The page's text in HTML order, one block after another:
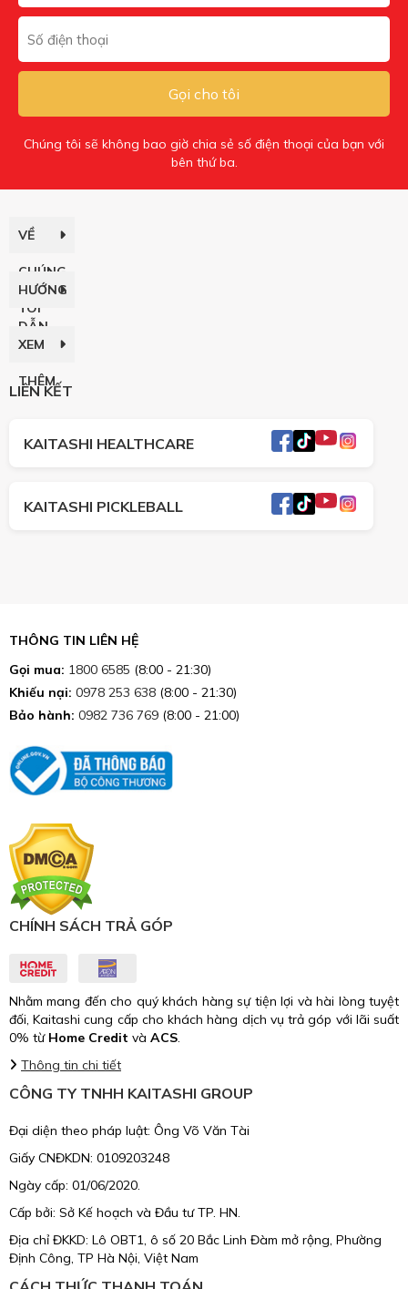
Gọi cho tôi
Chúng tôi sẽ không bao giờ chia sẻ số điện thoại của bạn với
bên thứ ba.
VỀ
CHÚNG
TÔI
HƯỚNG
DẪN
XEM
THÊM
LIÊN KẾT
KAITASHI HEALTHCARE
KAITASHI PICKLEBALL
THÔNG TIN LIÊN HỆ
Gọi mua: 1800 6585 (8:00 - 21:30)
Khiếu nại: 0978 253 638 (8:00 - 21:30)
Bảo hành: 0982 736 769 (8:00 - 21:00)
CHÍNH SÁCH TRẢ GÓP
Nhằm mang đến cho quý khách hàng sự tiện lợi và hài lòng tuyệt
đối, Kaitashi cung cấp cho khách hàng dịch vụ trả góp với lãi suất
0% từ Home Credit và ACS.
Thông tin chi tiết
CÔNG TY TNHH KAITASHI GROUP
Đại diện theo pháp luật: Ông Võ Văn Tài
Giấy CNĐKDN: 0109203248
Ngày cấp: 01/06/2020.
Cấp bởi: Sở Kế hoạch và Đầu tư TP. HN.
Địa chỉ ĐKKD: Lô OBT1, ô số 20 Bắc Linh Đàm mở rộng, Phường
Định Công, TP Hà Nội, Việt Nam